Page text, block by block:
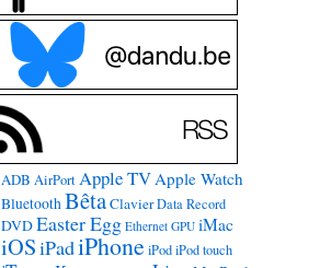
ADB AirPort Apple TVApple Watch
BluetoothBêtaClavier Data Record
DVDEaster Egg Ethernet GPU iMac
iOSiPadiPhone iPod iPod touch